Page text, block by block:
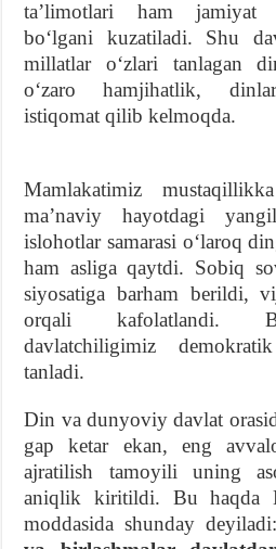
ta’limotlari ham jamiyat
bo‘lgani kuzatiladi. Shu
millatlar o‘zlari tanlagan
o‘zaro hamjihatlik,
istiqomat qilib kelmoqda.
Mamlakatimiz
ma’naviy hayotdagi
islohotlar samarasi o‘laroq
ham asliga qaytdi. Sobiq
siyosatiga barham berildi,
orqali kafolatlandi.
davlatchiligimiz
tanladi.
Din va dunyoviy davlat
gap ketar ekan, eng
ajratilish tamoyili uning
aniqlik kiritildi. Bu haqda
moddasida shunday